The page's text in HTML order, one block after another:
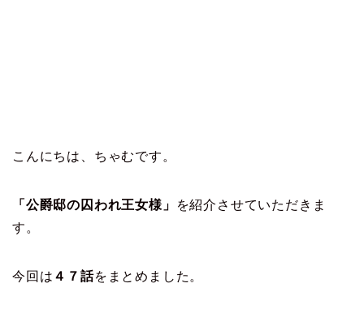
こんにちは、ちゃむです。
「公爵邸の囚われ王女様」
を紹介させていただきま
す。
今回は ４７話をまとめました。